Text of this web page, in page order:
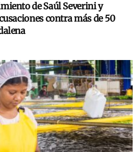
de Saúl Severini y
contra más de 50